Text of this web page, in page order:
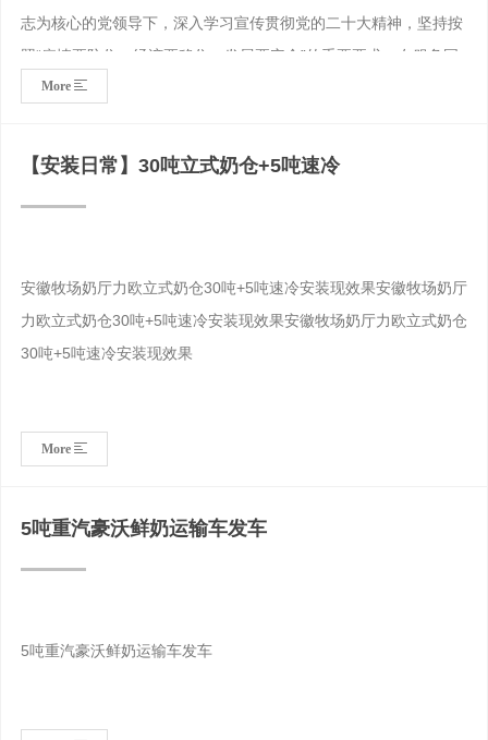
志为核心的党领导下，深入学习宣传贯彻党的二十大精神，坚持按
照“疫情要防住、经济要稳住、发展要安全”的重要要求，在服务国
家农业食品健康产业科技中谋划高质量发展，稳住国民制造业贡献
—，质量第—。以实际行动践行以厂为家，以生产为首要，不负使
牌为更多乳品、牧场等提供高科技、智能化、人性化发展助力。 福
启新岁，衷心祝愿大家新年快乐、身体健康、工作顺利、阖家幸
福！
More
【安装日常】30吨立式奶仓+5吨速冷
安徽牧场奶厅力欧立式奶仓30吨+5吨速冷安装现效果安徽牧场奶厅
力欧立式奶仓30吨+5吨速冷安装现效果安徽牧场奶厅力欧立式奶仓
30吨+5吨速冷安装现效果
More
5吨重汽豪沃鲜奶运输车发车
5吨重汽豪沃鲜奶运输车发车